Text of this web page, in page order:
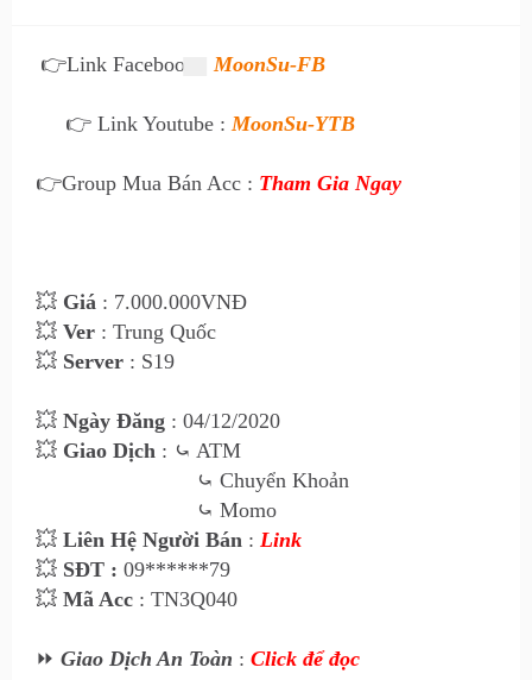
👉Link Facebook :MoonSu-FB
👉 Link Youtube : MoonSu-YTB
👉Group Mua Bán Acc : Tham Gia Ngay
💥 Giá : 7.000.000VNĐ
💥 Ver : Trung Quốc
💥 Server : S19
💥 Ngày Đăng : 04/12/2020
💥 Giao Dịch : ⤿ ATM
⤿ Chuyển Khoản
⤿ Momo
💥 Liên Hệ Người Bán : Link
💥 SĐT : 09******79
💥 Mã Acc : TN3Q040
⏩ Giao Dịch An Toàn : Click để đọc